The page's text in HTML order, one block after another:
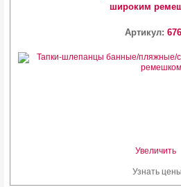
широким
Артикул:
Увеличить
Узнать цены